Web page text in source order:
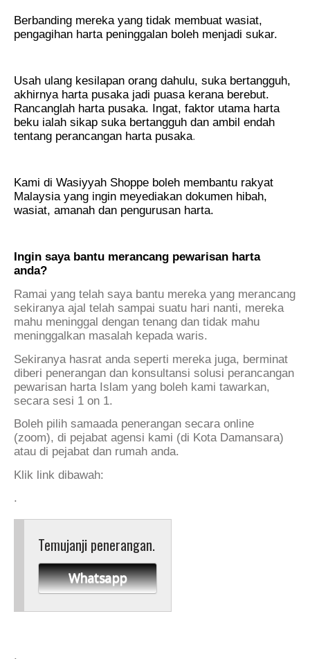
Berbanding mereka yang tidak membuat wasiat,
pengagihan harta peninggalan boleh menjadi sukar.
Usah ulang kesilapan orang dahulu, suka bertangguh,
akhirnya harta pusaka jadi puasa kerana berebut.
Rancanglah harta pusaka. Ingat, faktor utama harta
beku ialah sikap suka bertangguh dan ambil endah
tentang perancangan harta pusaka.
Kami di Wasiyyah Shoppe boleh membantu rakyat
Malaysia yang ingin meyediakan dokumen hibah,
wasiat, amanah dan pengurusan harta.
Ingin saya bantu merancang pewarisan harta
anda?
Ramai yang telah saya bantu mereka yang merancang
sekiranya ajal telah sampai suatu hari nanti, mereka
mahu meninggal dengan tenang dan tidak mahu
meninggalkan masalah kepada waris.
Sekiranya hasrat anda seperti mereka juga, berminat
diberi penerangan dan konsultansi solusi perancangan
pewarisan harta Islam yang boleh kami tawarkan,
secara sesi 1 on 1.
Boleh pilih samaada penerangan secara online
(zoom), di pejabat agensi kami (di Kota Damansara)
atau di pejabat dan rumah anda.
Klik link dibawah:
.
Temujanji penerangan.
Whatsapp
.